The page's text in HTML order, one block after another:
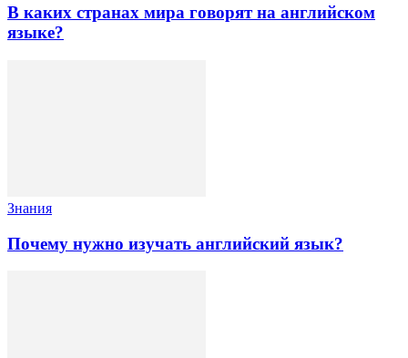
В каких странах мира говорят на английском
языке?
Знания
Почему нужно изучать английский язык?